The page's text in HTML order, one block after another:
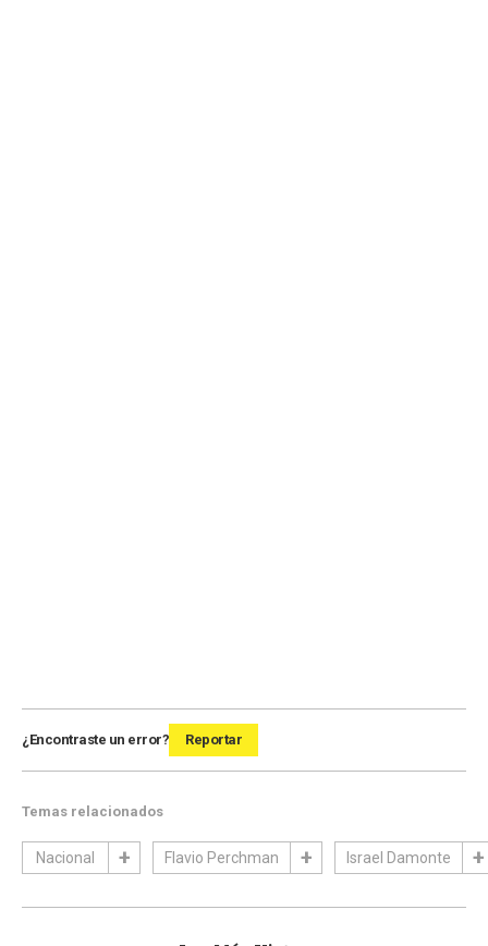
¿Encontraste un error? Reportar
Temas relacionados
Nacional Flavio Perchman Israel Damonte